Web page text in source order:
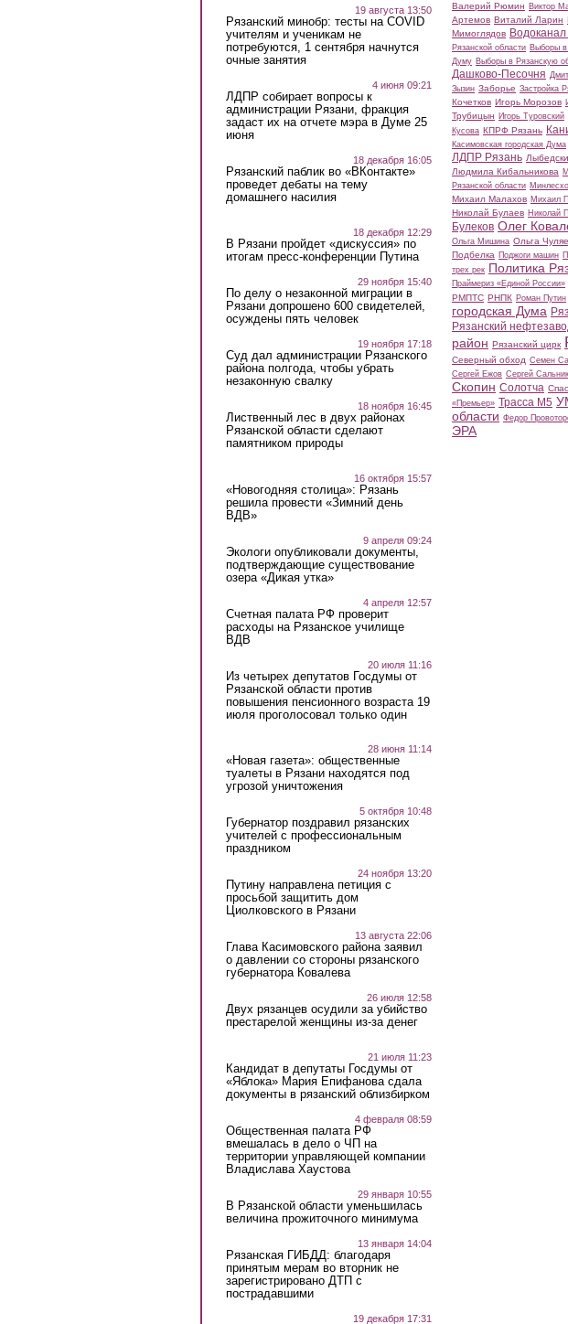
19 августа 13:50
Рязанский минобр: тесты на COVID
учителям и ученикам не
потребуются, 1 сентября начнутся
очные занятия
4 июня 09:21
ЛДПР собирает вопросы к
администрации Рязани, фракция
задаст их на отчете мэра в Думе 25
июня
18 декабря 16:05
Рязанский паблик во «ВКонтакте»
проведет дебаты на тему
домашнего насилия
18 декабря 12:29
В Рязани пройдет «дискуссия» по
итогам пресс-конференции Путина
29 ноября 15:40
По делу о незаконной миграции в
Рязани допрошено 600 свидетелей,
осуждены пять человек
19 ноября 17:18
Суд дал администрации Рязанского
района полгода, чтобы убрать
незаконную свалку
18 ноября 16:45
Лиственный лес в двух районах
Рязанской области сделают
памятником природы
16 октября 15:57
«Новогодняя столица»: Рязань
решила провести «Зимний день
ВДВ»
9 апреля 09:24
Экологи опубликовали документы,
подтверждающие существование
озера «Дикая утка»
4 апреля 12:57
Счетная палата РФ проверит
расходы на Рязанское училище
ВДВ
20 июля 11:16
Из четырех депутатов Госдумы от
Рязанской области против
повышения пенсионного возраста 19
июля проголосовал только один
28 июня 11:14
«Новая газета»: общественные
туалеты в Рязани находятся под
угрозой уничтожения
5 октября 10:48
Губернатор поздравил рязанских
учителей с профессиональным
праздником
24 ноября 13:20
Путину направлена петиция с
просьбой защитить дом
Циолковского в Рязани
13 августа 22:06
Глава Касимовского района заявил
о давлении со стороны рязанского
губернатора Ковалева
26 июля 12:58
Двух рязанцев осудили за убийство
престарелой женщины из-за денег
21 июля 11:23
Кандидат в депутаты Госдумы от
«Яблока» Мария Епифанова сдала
документы в рязанский облизбирком
4 февраля 08:59
Общественная палата РФ
вмешалась в дело о ЧП на
территории управляющей компании
Владислава Хаустова
29 января 10:55
В Рязанской области уменьшилась
величина прожиточного минимума
13 января 14:04
Рязанская ГИБДД: благодаря
принятым мерам во вторник не
зарегистрировано ДТП с
пострадавшими
19 декабря 17:31
Валерий Рюмин Виктор
Артемов Виталий Ларин
Мимоглядов
Рязанской области Выборы в
Думу Выборы в Рязанскую
Дашково-Песочня
Зызин Заборье Застройка
Кочетков Игорь Морозов
Трубицын Игорь Туровский
Кусова КПРФ Рязань
Касимовская городская Дума
ЛДПР Рязань
Людмила Кибальникова
Рязанской области
Михаил Малахов Михаил
Николай Булаев Николай
Булеков Олег
Ольга Мишина Ольга
Подбелка Поджоги машин
трех рек Политика
Праймериз «Единой России»
РМПТС РНПК Роман Путин
городская Дума
Рязанский
район Рязанский цирк
Северный обход Семен
Сергей Ежов Сергей
Скопин Солотча
«Премьер» Трасса М5
области Федор
ЭРА